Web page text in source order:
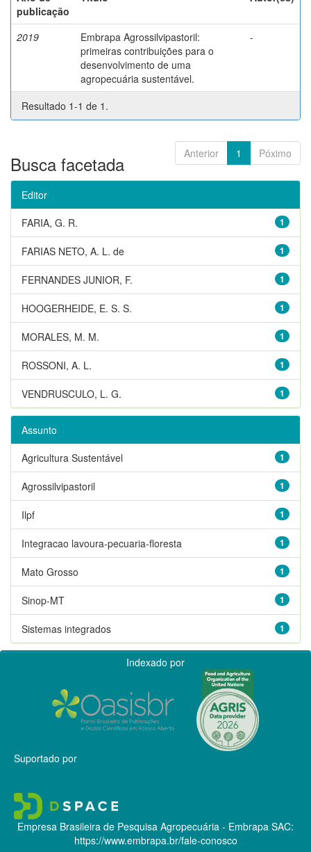
publicação
2019
Embrapa Agrossilvipastoril:
primeiras contribuições para o
desenvolvimento de uma
agropecuária sustentável.
-
Resultado 1-1 de 1.
Anterior 1 Póximo
Busca facetada
Editor
1
FARIA, G. R.
1
FARIAS NETO, A. L. de
1
FERNANDES JUNIOR, F.
1
HOOGERHEIDE, E. S. S.
1
MORALES, M. M.
1
ROSSONI, A. L.
1
VENDRUSCULO, L. G.
Assunto
1
Agricultura Sustentável
1
Agrossilvipastoril
1
Ilpf
1
Integracao lavoura-pecuaria-floresta
1
Mato Grosso
1
Sinop-MT
1
Sistemas integrados
Indexado por
Suportado por
Empresa Brasileira de Pesquisa Agropecuária - Embrapa SAC:
https://www.embrapa.br/fale-conosco